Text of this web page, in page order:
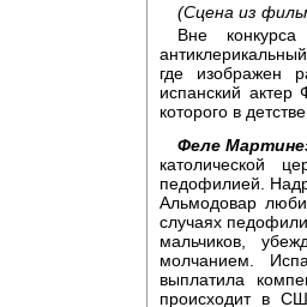
(Сцена из
Вне
где изображен
испанский
которого в
Феле
католической
педофилией.
Альмодовар
случаях
мальчиков,
молчанием.
выплатила
происходит в